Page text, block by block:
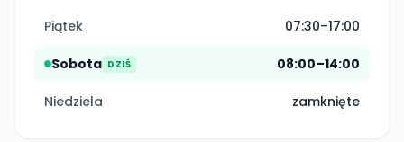
Piątek 07:30–17:00
Sobota DZIŚ 08:00–14:00
Niedziela zamknięte